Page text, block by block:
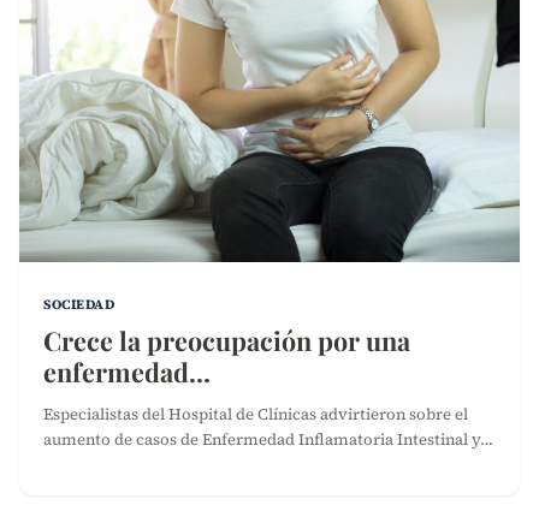
SOCIEDAD
Crece la preocupación por una
enfermedad…
Especialistas del Hospital de Clínicas advirtieron sobre el
aumento de casos de Enfermedad Inflamatoria Intestinal y…